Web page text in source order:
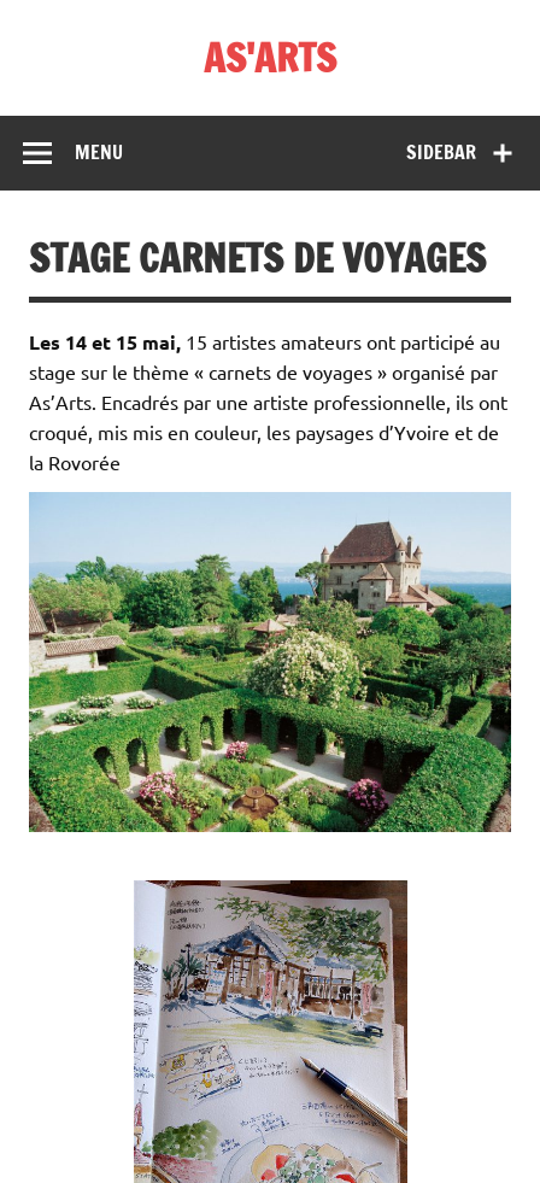
AS'ARTS
SIDEBAR
MENU
STAGE CARNETS DE VOYAGES
Les 14 et 15 mai, 15 artistes amateurs ont participé au
stage sur le thème « carnets de voyages » organisé par
As’Arts. Encadrés par une artiste professionnelle, ils ont
croqué, mis mis en couleur, les paysages d’Yvoire et de
la Rovorée